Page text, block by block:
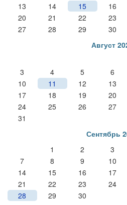
13
14 15 16
20
21 22 23
27
28 29 30
Август
3
4 5 6
10
11 12 13
17
18 19 20
24
25 26 27
31
Сентябрь
1
2 3
7
8 9 10
14
15 16 17
21
22 23 24
28
29
30